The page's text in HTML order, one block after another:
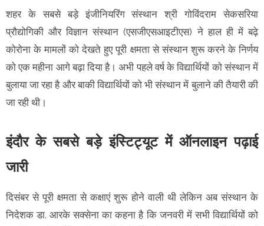
शहर के सबसे बड़े इंजीनियरिंग संस्थान श्री गोविंदराम सेकसरिया
प्रौद्योगिकी और विज्ञान संस्थान (एसजीएसआइटीएस) ने हाल ही में बढ़े
कोरोना के मामलों को देखते हुए पूरी क्षमता से संस्थान शुरू करने के निर्णय
को एक महीना आगे बढ़ा दिया है। अभी पहले वर्ष के विद्यार्थियों को संस्थान में
बुलाया जा रहा है और बाकी विद्यार्थियों को भी संस्थान में बुलाने की तैयारी की
जा रही थी।
इंदौर के सबसे बड़े इंस्टिट्यूट में ऑनलाइन पढ़ाई
जारी
दिसंबर से पूरी क्षमता से कक्षाएं शुरू होने वाली थी लेकिन अब संस्थान के
निदेशक डा. आरके सक्सेना का कहना है कि जनवरी में सभी विद्यार्थियों को